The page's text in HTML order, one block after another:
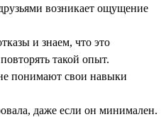
возникает ощущение
и знаем, что это
такой опыт.
понимают свои навыки
даже если он минимален.